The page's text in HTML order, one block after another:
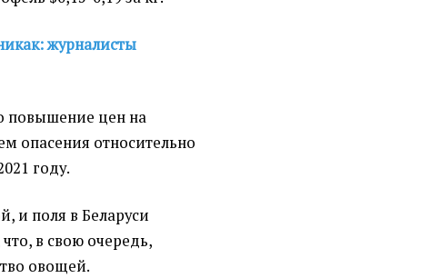
журналисты
повышение цен на
опасения относительно
году.
и поля в Беларуси
в свою очередь,
овощей.